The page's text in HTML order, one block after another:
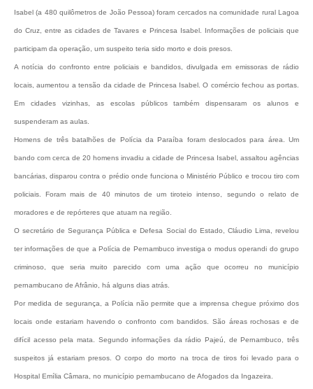
Isabel (a 480 quilômetros de João Pessoa) foram cercados na comunidade rural Lagoa
do Cruz, entre as cidades de Tavares e Princesa Isabel. Informações de policiais que
participam da operação, um suspeito teria sido morto e dois presos.
A notícia do confronto entre policiais e bandidos, divulgada em emissoras de rádio
locais, aumentou a tensão da cidade de Princesa Isabel. O comércio fechou as portas.
Em cidades vizinhas, as escolas públicos também dispensaram os alunos e
suspenderam as aulas.
Homens de três batalhões de Polícia da Paraíba foram deslocados para área. Um
bando com cerca de 20 homens invadiu a cidade de Princesa Isabel, assaltou agências
bancárias, disparou contra o prédio onde funciona o Ministério Público e trocou tiro com
policiais. Foram mais de 40 minutos de um tiroteio intenso, segundo o relato de
moradores e de repórteres que atuam na região.
O secretário de Segurança Pública e Defesa Social do Estado, Cláudio Lima, revelou
ter informações de que a Polícia de Pernambuco investiga o modus operandi do grupo
criminoso, que seria muito parecido com uma ação que ocorreu no município
pernambucano de Afrânio, há alguns dias atrás.
Por medida de segurança, a Polícia não permite que a imprensa chegue próximo dos
locais onde estariam havendo o confronto com bandidos. São áreas rochosas e de
difícil acesso pela mata. Segundo informações da rádio Pajeú, de Pernambuco, três
suspeitos já estariam presos. O corpo do morto na troca de tiros foi levado para o
Hospital Emília Câmara, no município pernambucano de Afogados da Ingazeira.